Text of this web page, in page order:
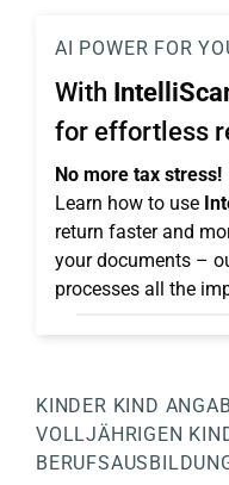
AI POWER FOR
With
for effortless
No more tax stress!
Learn how to use
return faster and
your documents –
processes all the
KINDER KIND
VOLLJÄHRIGEN